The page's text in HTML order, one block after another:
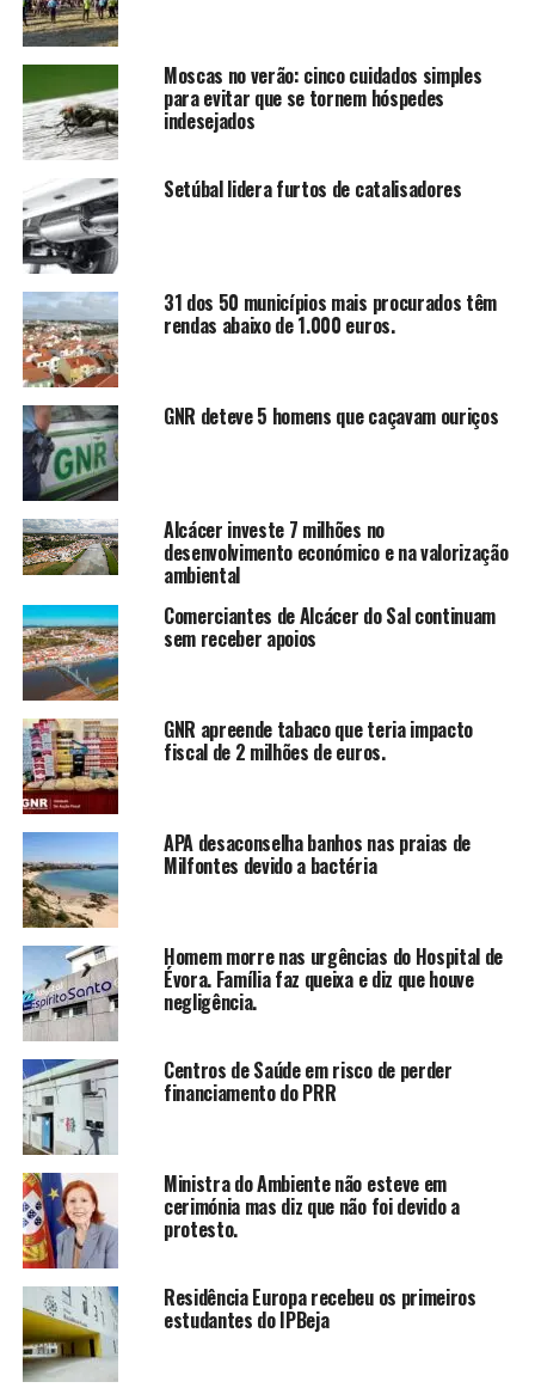
Moscas no verão: cinco cuidados simples
para evitar que se tornem hóspedes
indesejados
Setúbal lidera furtos de catalisadores
31 dos 50 municípios mais procurados têm
rendas abaixo de 1.000 euros.
GNR deteve 5 homens que caçavam ouriços
Alcácer investe 7 milhões no
desenvolvimento económico e na valorização
ambiental
Comerciantes de Alcácer do Sal continuam
sem receber apoios
GNR apreende tabaco que teria impacto
fiscal de 2 milhões de euros.
APA desaconselha banhos nas praias de
Milfontes devido a bactéria
Homem morre nas urgências do Hospital de
Évora. Família faz queixa e diz que houve
negligência.
Centros de Saúde em risco de perder
financiamento do PRR
Ministra do Ambiente não esteve em
cerimónia mas diz que não foi devido a
protesto.
Residência Europa recebeu os primeiros
estudantes do IPBeja